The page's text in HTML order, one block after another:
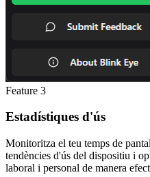
Feature 3
Estadístiques d'ús
Monitoritza el teu temps de
tendències d'ús del dispositiu i
laboral i personal de manera